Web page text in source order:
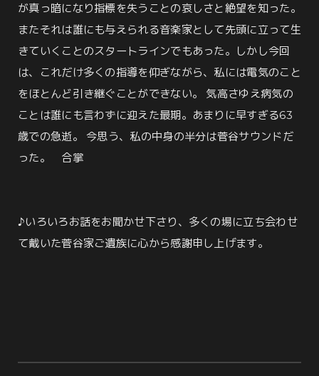
が真っ暗になり指標を失うことの哀しさと絶望を知った。
またそれは誰にも与えられる音楽家として先頭に立って生
きていくことのスタートラインでもあった。しかし今回
は、これだけ多くの指導を仰ぎながら、私には電気のこと
をほとんど引き継ぐことができない。 気高さゆえ病気の
ことは誰にも言わずに迎えた最期。あまりに早すぎる63
歳での急逝。 今思う、私の中身の半分は菅谷サウンドだ
った。 合掌
♪いろいろお話をお聞かせ下さり、多くの場に立ち会わせ
て戴いた菅谷家ご遺族に心から感謝申し上げます。